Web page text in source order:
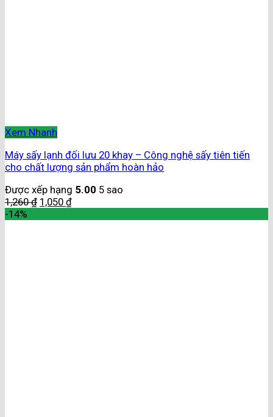
Xem Nhanh
Máy sấy lạnh đối lưu 20 khay – Công nghệ sấy tiên tiến
cho chất lượng sản phẩm hoàn hảo
Được xếp hạng 5.00 5 sao
1,260₫ 1,050 ₫
-14%